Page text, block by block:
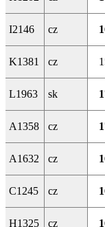
I2146 cz
K1381 cz
L1963 sk
A1358 cz
A1632 cz
C1245 cz
H1325 cz